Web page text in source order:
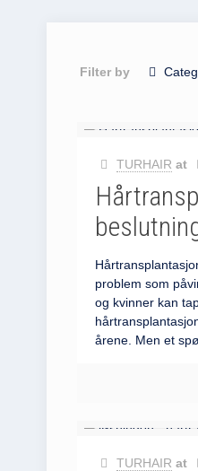
Filter by
TURHAIR at
problem som
og kvinner kan
årene. Men et
TURHAIR at